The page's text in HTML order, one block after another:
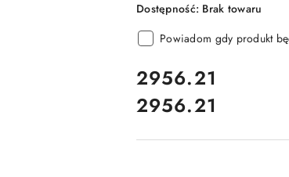
Dostępność: Brak towaru
Powiadom gdy produkt
cena:
2956.21
Cena:
2956.21